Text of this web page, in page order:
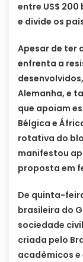
entre US$ 200
e divide os
Apesar de ter
enfrenta a
Alemanha, e
que apoiam
Bélgica e
rotativa do
manifestou
proposta em
De quinta-
brasileira do
sociedade
criada pelo
acadêmicos